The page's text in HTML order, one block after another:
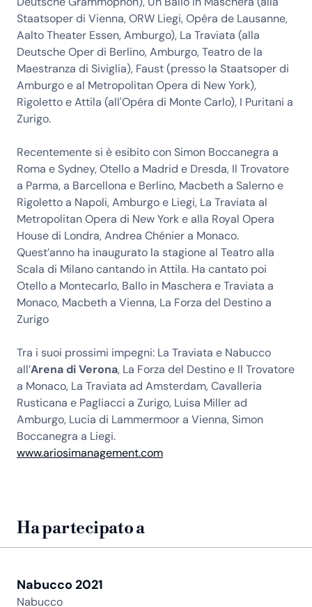
Staatsoper di Vienna, ORW Liegi, Opéra de Lausanne,
Aalto Theater Essen, Amburgo), La Traviata (alla
Deutsche Oper di Berlino, Amburgo, Teatro de la
Maestranza di Siviglia), Faust (presso la Staatsoper di
Amburgo e al Metropolitan Opera di New York),
Rigoletto e Attila (all'Opéra di Monte Carlo), I Puritani a
Zurigo.
Recentemente si è esibito con Simon Boccanegra a
Roma e Sydney, Otello a Madrid e Dresda, Il Trovatore
a Parma, a Barcellona e Berlino, Macbeth a Salerno e
Rigoletto a Napoli, Amburgo e Liegi, La Traviata al
Metropolitan Opera di New York e alla Royal Opera
House di Londra, Andrea Chénier a Monaco.
Quest’anno ha inaugurato la stagione al Teatro alla
Scala di Milano cantando in Attila. Ha cantato poi
Otello a Montecarlo, Ballo in Maschera e Traviata a
Monaco, Macbeth a Vienna, La Forza del Destino a
Zurigo
Tra i suoi prossimi impegni: La Traviata e Nabucco
all’Arena di Verona, La Forza del Destino e Il Trovatore
a Monaco, La Traviata ad Amsterdam, Cavalleria
Rusticana e Pagliacci a Zurigo, Luisa Miller ad
Amburgo, Lucia di Lammermoor a Vienna, Simon
Boccanegra a Liegi.
www.ariosimanagement.com
Ha partecipato a
Nabucco 2021
Nabucco